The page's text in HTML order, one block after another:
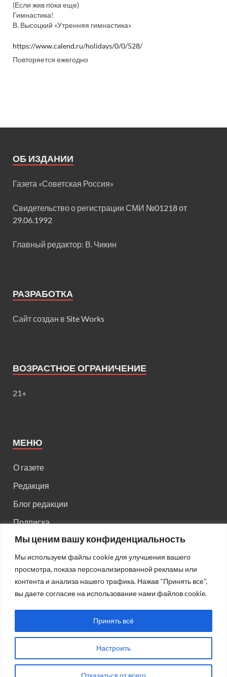
Мы ценим вашу конфиденциальность
Мы используем файлы cookie для улучшения вашего
просмотра, показа персонализированной рекламы или
контента и анализа нашего трафика. Нажав "Принять все",
вы даете согласие на использование нами файлов cookie.
Настроить
Отказаться от всего
Принять всё
(Если жив пока еще)
Гимнастика!
В. Высоцкий «Утренняя гимнастика»
https://www.calend.ru/holidays/0/0/528/
Повторяется ежегодно
ОБ ИЗДАНИИ
Газета «Советская Россия»
Свидетельство о регистрации СМИ №01218 от
29.06.1992
Главный редактор: В. Чикин
РАЗРАБОТКА
Сайт создан в Site Works
ВОЗРАСТНОЕ ОГРАНИЧЕНИЕ
21+
МЕНЮ
О газете
Редакция
Блог редакции
Подписка
Правила поведения на сайте
Реклама
Старый сайт
Старый HTML сайт
Авторсие права: © 2026Газета "Советская Россия".